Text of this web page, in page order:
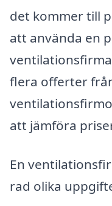
det kommer till
att använda en
flera offerter
att jämföra
En
rad olika